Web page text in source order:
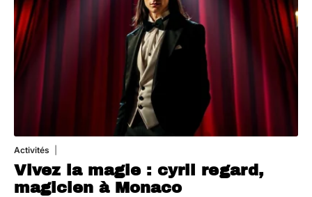
Activités
Vivez la magie : cyril regard,
magicien à Monaco